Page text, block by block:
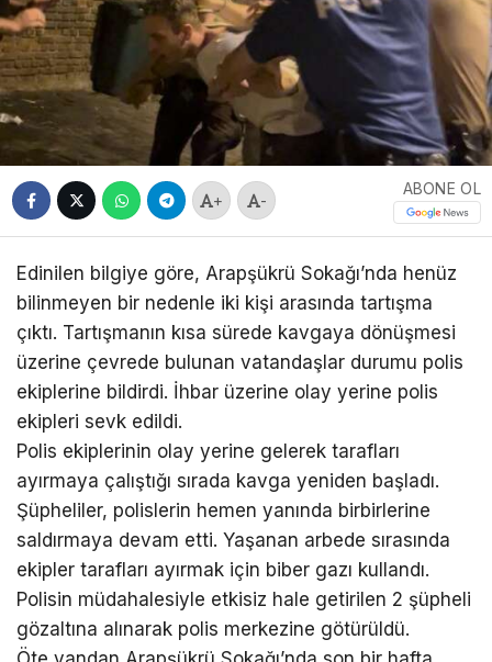
+ -
ABONE OL
Edinilen bilgiye göre, Arapşükrü Sokağı’nda henüz
bilinmeyen bir nedenle iki kişi arasında tartışma
çıktı. Tartışmanın kısa sürede kavgaya dönüşmesi
üzerine çevrede bulunan vatandaşlar durumu polis
ekiplerine bildirdi. İhbar üzerine olay yerine polis
ekipleri sevk edildi.
Polis ekiplerinin olay yerine gelerek tarafları
ayırmaya çalıştığı sırada kavga yeniden başladı.
Şüpheliler, polislerin hemen yanında birbirlerine
saldırmaya devam etti. Yaşanan arbede sırasında
ekipler tarafları ayırmak için biber gazı kullandı.
Polisin müdahalesiyle etkisiz hale getirilen 2 şüpheli
gözaltına alınarak polis merkezine götürüldü.